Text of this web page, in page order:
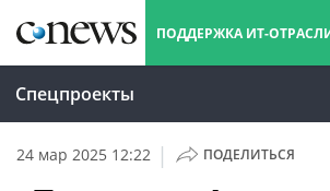
ПОДДЕРЖКА ИТ-
Спецпроекты
24 мар 2025 12:22 | ПОДЕЛИТЬСЯ